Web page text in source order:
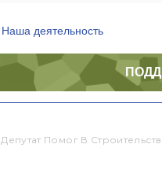
Наша деятельность
Депутат Помог В